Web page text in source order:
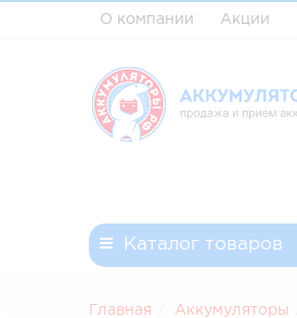
О компании Акции
Каталог товаров
Главная Аккумуляторы